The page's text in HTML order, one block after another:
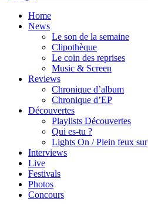
Home
News
Le son de la semaine
Clipothèque
Le coin des reprises
Music & Screen
Reviews
Chronique d’album
Chronique d’EP
Découvertes
Playlists Découvertes
Qui es-tu ?
Lights On / Plein feux sur
Interviews
Live
Festivals
Photos
Concours